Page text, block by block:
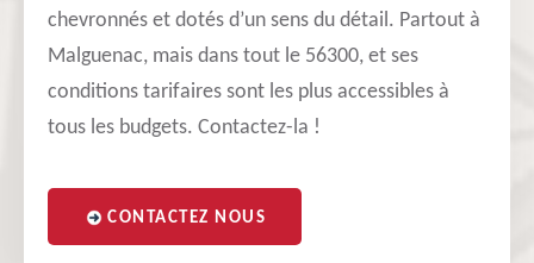
chevronnés et dotés d’un sens du détail. Partout à
Malguenac, mais dans tout le 56300, et ses
conditions tarifaires sont les plus accessibles à
tous les budgets. Contactez-la !
CONTACTEZ NOUS